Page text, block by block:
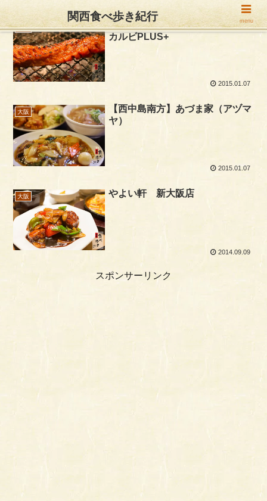
兵庫
ワンカルビ 焼肉ダイニングワン
カルビPLUS+
2015.01.07
大阪
【西中島南方】あづま家（アヅマ
ヤ）
2015.01.07
大阪 やよい軒 新大阪店
2014.09.09
スポンサーリンク
関西食べ歩き紀行 menu